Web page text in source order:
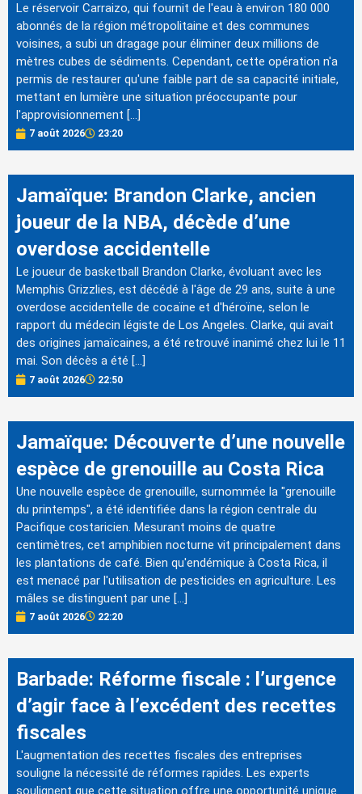
Le réservoir Carraizo, qui fournit de l'eau à environ 180 000
abonnés de la région métropolitaine et des communes
voisines, a subi un dragage pour éliminer deux millions de
mètres cubes de sédiments. Cependant, cette opération n'a
permis de restaurer qu'une faible part de sa capacité initiale,
mettant en lumière une situation préoccupante pour
l'approvisionnement […]
7 août 2026 23:20
Jamaïque: Brandon Clarke, ancien
joueur de la NBA, décède d’une
overdose accidentelle
Le joueur de basketball Brandon Clarke, évoluant avec les
Memphis Grizzlies, est décédé à l'âge de 29 ans, suite à une
overdose accidentelle de cocaïne et d'héroïne, selon le
rapport du médecin légiste de Los Angeles. Clarke, qui avait
des origines jamaïcaines, a été retrouvé inanimé chez lui le 11
mai. Son décès a été […]
7 août 2026 22:50
Jamaïque: Découverte d’une nouvelle
espèce de grenouille au Costa Rica
Une nouvelle espèce de grenouille, surnommée la "grenouille
du printemps", a été identifiée dans la région centrale du
Pacifique costaricien. Mesurant moins de quatre
centimètres, cet amphibien nocturne vit principalement dans
les plantations de café. Bien qu'endémique à Costa Rica, il
est menacé par l'utilisation de pesticides en agriculture. Les
mâles se distinguent par une […]
7 août 2026 22:20
Barbade: Réforme fiscale : l’urgence
d’agir face à l’excédent des recettes
fiscales
L'augmentation des recettes fiscales des entreprises
souligne la nécessité de réformes rapides. Les experts
soulignent que cette situation offre une opportunité unique